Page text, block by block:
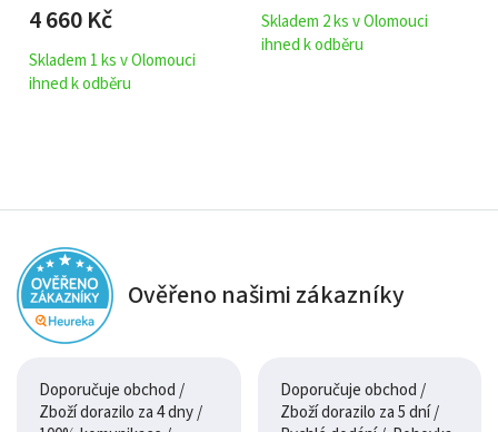
4 660Kč
Skladem 1 ks v Olomouci
ihned k odběru
Skladem 2 ks v Olomouci
ihned k odběru
Ověřeno našimi zákazníky
Doporučuje obchod /
Zboží dorazilo za 4 dny /
Doporučuje obchod /
Zboží dorazilo za 5 dní /